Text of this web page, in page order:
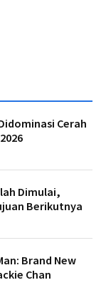
Cerah
Dimulai,
Berikutnya
Brand New
Chan